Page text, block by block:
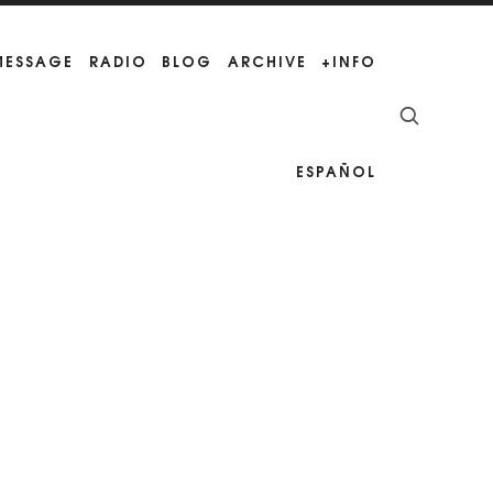
RADIO BLOG ARCHIVE +INFO
ESPAÑOL